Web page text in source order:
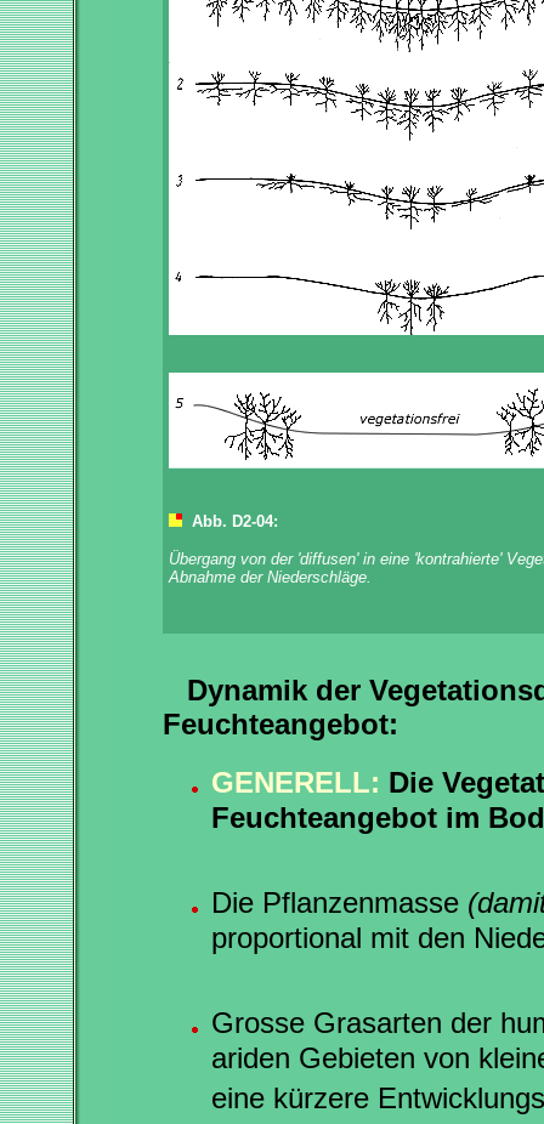
Abb. D2-04:
Übergang von der 'diffusen' in eine 'kontrahierte'
Abnahme der Niederschläge.
Dynamik der
Feuchteangebot:
GENERELL: Die
Feuchteangebot im
Die Pflanzenmasse
proportional mit den
Grosse Grasarten der
ariden Gebieten von
eine kürzere